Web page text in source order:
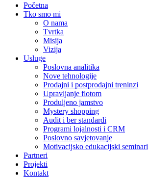
Početna
Tko smo mi
O nama
Tvrtka
Misija
Vizija
Usluge
Poslovna analitika
Nove tehnologije
Prodajni i postprodajni treninzi
Upravljanje flotom
Produljeno jamstvo
Mystery shopping
Audit i ber standardi
Programi lojalnosti i CRM
Poslovno savjetovanje
Motivacijsko edukacijski seminari
Partneri
Projekti
Kontakt